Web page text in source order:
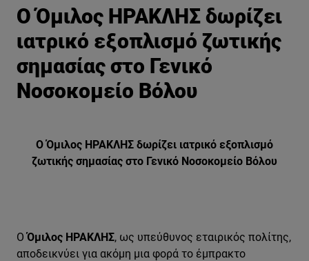
Ο Όμιλος ΗΡΑΚΛΗΣ δωρίζει
ιατρικό εξοπλισμό ζωτικής
σημασίας στο Γενικό
Νοσοκομείο Βόλου
Ο Όμιλος ΗΡΑΚΛΗΣ δωρίζει ιατρικό εξοπλισμό
ζωτικής σημασίας στο Γενικό Νοσοκομείο Βόλου
ΟΌμιλος ΗΡΑΚΛΗΣ, ως υπεύθυνος εταιρικός πολίτης,
αποδεικνύει για ακόμη μια φορά το έμπρακτο